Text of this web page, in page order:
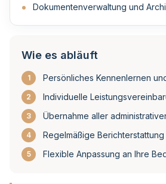
Dokumentenverwaltung und
Wie es abläuft
1 Persönliches Kennenlernen
2 Individuelle
3 Übernahme aller
4 Regelmäßige Berichterstattung
5 Flexible Anpassung an Ihre